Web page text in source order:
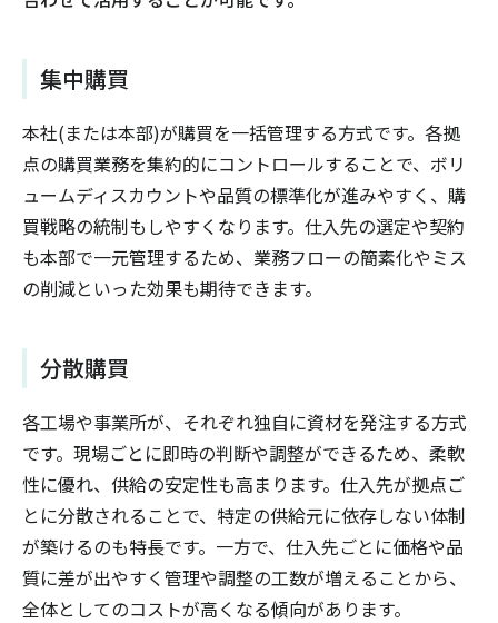
集中購買
本社(または本部)が購買を一括管理する方式です。各拠
点の購買業務を集約的にコントロールすることで、ボリ
ュームディスカウントや品質の標準化が進みやすく、購
買戦略の統制もしやすくなります。仕入先の選定や契約
も本部で一元管理するため、業務フローの簡素化やミス
の削減といった効果も期待できます。
分散購買
各工場や事業所が、それぞれ独自に資材を発注する方式
です。現場ごとに即時の判断や調整ができるため、柔軟
性に優れ、供給の安定性も高まります。仕入先が拠点ご
とに分散されることで、特定の供給元に依存しない体制
が築けるのも特長です。一方で、仕入先ごとに価格や品
質に差が出やすく管理や調整の工数が増えることから、
全体としてのコストが高くなる傾向があります。